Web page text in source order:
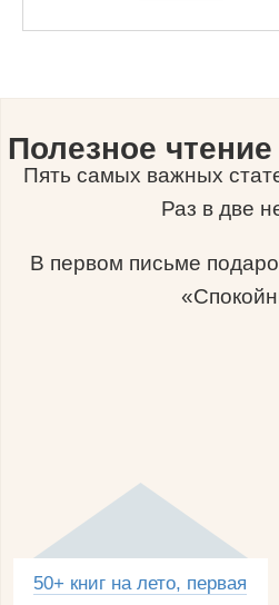
Полезное
Пять самых важных
Раз в две
В первом письме
50+ книг на лето, первая